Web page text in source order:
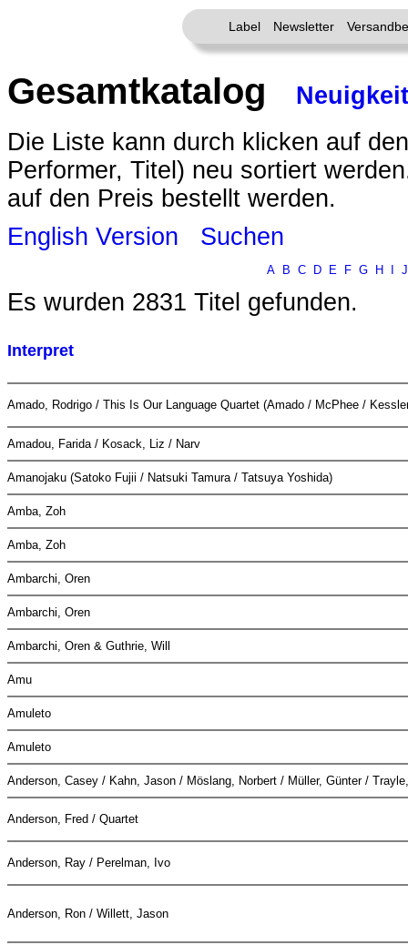
Label Newsletter
Gesamtkatalog
Die Liste kann durch klicken auf
Performer, Titel) neu sortiert
auf den Preis bestellt werden.
English Version
Suchen
A B C D E F G H J
Es wurden 2831 Titel gefunden.
Interpret
Amado, Rodrigo / This Is Our Language Quartet (Amado / McPhee /
Amadou, Farida / Kosack, Liz / Narv
Amanojaku (Satoko Fujii / Natsuki Tamura / Tatsuya Yoshida)
Amba, Zoh
Amba, Zoh
Ambarchi, Oren
Ambarchi, Oren
Ambarchi, Oren & Guthrie, Will
Amu
Amuleto
Amuleto
Anderson, Casey / Kahn, Jason / Möslang, Norbert / Müller, Günter /
Anderson, Fred / Quartet
Anderson, Ray / Perelman, Ivo
Anderson, Ron / Willett, Jason